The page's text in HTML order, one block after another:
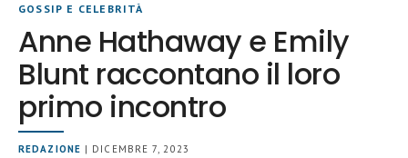
GOSSIP E CELEBRITÀ
Anne Hathaway e Emily
Blunt raccontano il loro
primo incontro
REDAZIONE | DICEMBRE 7, 2023